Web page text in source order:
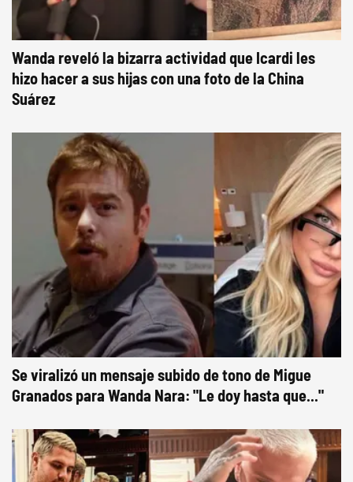
Wanda reveló la bizarra actividad que Icardi les
hizo hacer a sus hijas con una foto de la China
Suárez
Se viralizó un mensaje subido de tono de Migue
Granados para Wanda Nara: "Le doy hasta que..."